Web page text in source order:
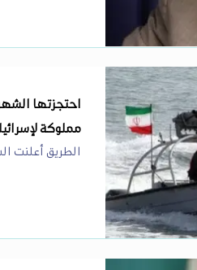
احتجزتها
مملوكة
الطريق أعلنت